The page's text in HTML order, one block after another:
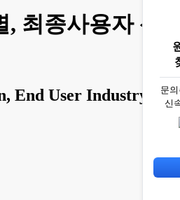
최종사용자 산
End User Industry -
문
신